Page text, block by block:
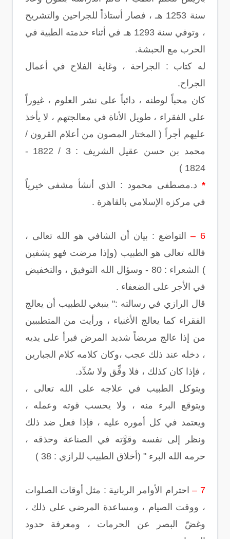
سنة 1253 هـ ، فصار أستاذاً للجراحين والتشريح
، وتوفي سنة 1293 هـ في أثناء خدمته الطبية في
الحرب مع الحبشة.
له كتاب : الجراحة ، وغاية الفلاح في أعمال
الجراح.
كان محباً لوطنه ، دائباً على نشر العلوم ، غيوراً
على الفقراء ، طويل الأناة في معالجتهم ، لا يأخذ
عليهم أجراً ( المختار المصون من أعلام القرون /
محمد بن حسن عقيل الشريف : 3 / 1822 -
1824 )
* د.مصطفى محمود : الذي أنشأ مشفى خيرياً
في مركزه الإسلامي بالقاهرة .
6 –
التواضع : بيان أن الشافي هو الله تعالى ،
فالله تعالى هو الطبيب (وإذا مرضت فهو يشفين
) الشعراء : 80 - وسؤال الله التوفيق ، والتخفيض
في الأجر على الضعفاء .
قال الرازي في رسالته :" ينبغي للطبيب أن يعالج
الفقراء كما يعالج الأغنياء ، ورأيت من المتطببين
من إذا عالج مريضاً شديد المرض فبرأ على يديه
، دخله عند ذلك عجب ،وكان كلامه كلام الجبارين
، فإذا كان كذلك ، فلا وفِّق ولا سُدِّد.
ويتوكل الطبيب في علاجه على الله تعالى ،
ويتوقع البرء منه ، ولا يحسب قوته وعمله ،
ويعتمد في كل أموره عليه ، فإذا فعل ضد ذلك
ونظر إلى نفسه وقوَّته في الصناعة وحذقه ،
حرمه الله البرء " (أخلاق الطبيب للرازي : 38 )
7 –
احترام الأوامر الربانية : مثل أوقات الصلوات
، ووقت الصيام ، ومساعدة المرضى على ذلك ،
وغضّ البصر عن الحرمات ، ومعرفة حدود